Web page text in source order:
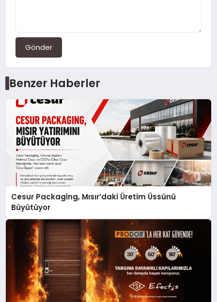
Gönder
Benzer Haberler
Cesur Packaging, Mısır’daki Üretim Üssünü
Büyütüyor